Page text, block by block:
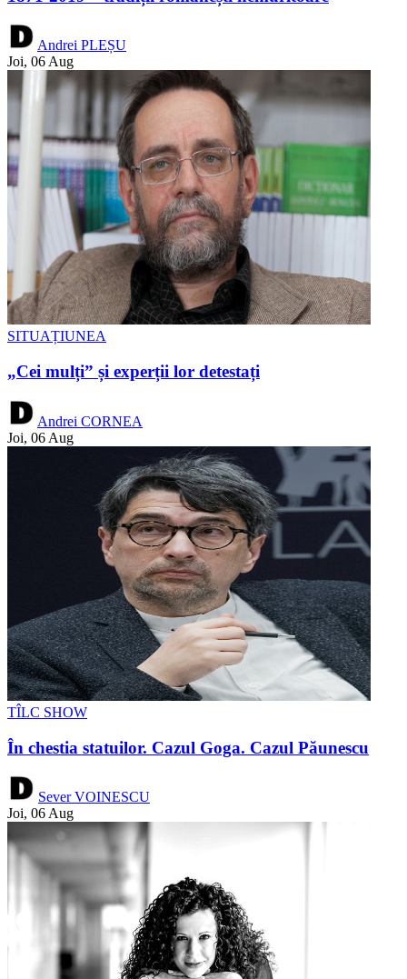
Andrei PLEȘU
Joi, 06 Aug
SITUAȚIUNEA
„Cei mulți” și experții lor detestați
Andrei CORNEA
Joi, 06 Aug
TÎLC SHOW
În chestia statuilor. Cazul Goga. Cazul Păunescu
Sever VOINESCU
Joi, 06 Aug